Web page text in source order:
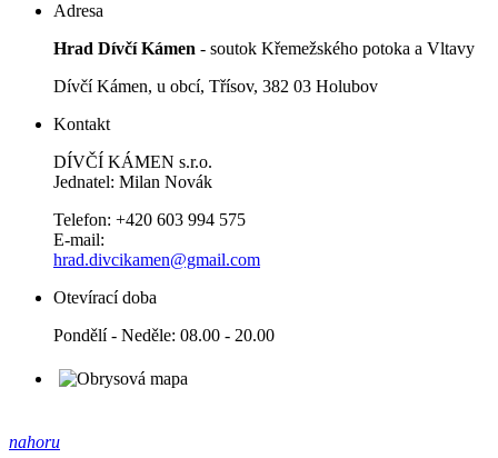
Adresa
Hrad Dívčí Kámen - soutok Křemežského potoka a Vltavy
Dívčí Kámen, u obcí, Třísov, 382 03 Holubov
Kontakt
DÍVČÍ KÁMEN s.r.o.
Jednatel: Milan Novák
Telefon: +420 603 994 575
E-mail:
hrad.divcikamen@gmail.com
Otevírací doba
Pondělí - Neděle: 08.00 - 20.00
nahoru